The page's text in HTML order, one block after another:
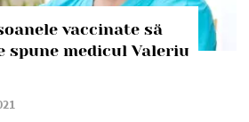
vaccinate să
spune medicul Valeriu